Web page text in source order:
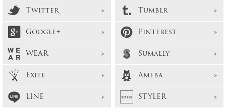
Twitter
Tumblr
Google+
Pinterest
WEAR
Sumally
Exite
Ameba
LINE
STYLER